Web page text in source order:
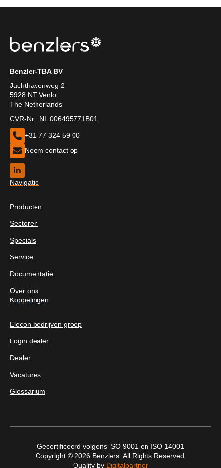
Benzler-TBA BV
Jachthavenweg 2
5928 NT Venlo
The Netherlands
CVR-Nr.: NL 006495771B01
+31 77 324 59 00
Neem contact op
Navigatie
Producten
Sectoren
Specials
Service
Documentatie
Over ons
Koppelingen
Elecon bedrijven groep
Login dealer
Dealer
Vacatures
Glossarium
Gecertificeerd volgens ISO 9001 en ISO 14001
Copyright © 2026 Benzlers. All Rights Reserved.
Quality by Digitalpartner